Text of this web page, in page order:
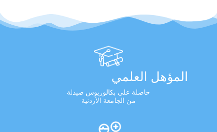
المؤهل العلمي
حاصلة على بكالوريوس صيدلة
من الجامعة الأردنية